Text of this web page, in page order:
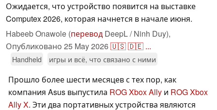
Ожидается, что устройство появится на выставке
Computex 2026, которая начнется в начале июня.
Habeeb Onawole (перевод DeepL / Ninh Duy),
Опубликовано 25 May 2026🇺🇸🇩🇪 ...
Handheld игры и всё, что связано с ними
Прошло более шести месяцев с тех пор, как
компания Asus выпустила ROG Xbox Ally и ROG Xbox
Ally X. Эти два портативных устройства являются